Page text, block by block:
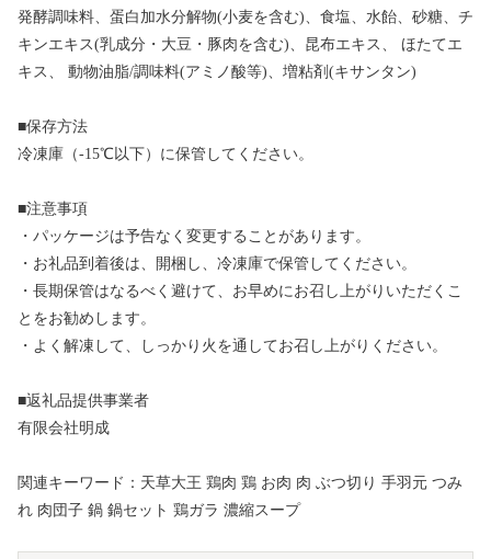
発酵調味料、蛋白加水分解物(小麦を含む)、食塩、水飴、砂糖、チ
キンエキス(乳成分・大豆・豚肉を含む)、昆布エキス、 ほたてエ
キス、 動物油脂/調味料(アミノ酸等)、増粘剤(キサンタン)
■保存方法
冷凍庫（-15℃以下）に保管してください。
■注意事項
・パッケージは予告なく変更することがあります。
・お礼品到着後は、開梱し、冷凍庫で保管してください。
・長期保管はなるべく避けて、お早めにお召し上がりいただくこ
とをお勧めします。
・よく解凍して、しっかり火を通してお召し上がりください。
■返礼品提供事業者
有限会社明成
関連キーワード：天草大王 鶏肉 鶏 お肉 肉 ぶつ切り 手羽元 つみ
れ 肉団子 鍋 鍋セット 鶏ガラ 濃縮スープ